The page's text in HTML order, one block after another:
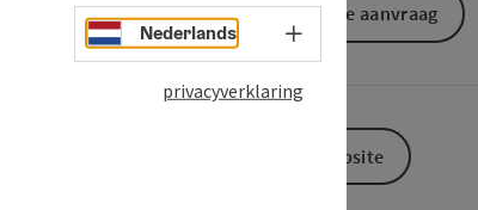
Vrijblijvende aanvraag
Naar de website
Nederlands Taalkeuze - menu
privacyverklaring